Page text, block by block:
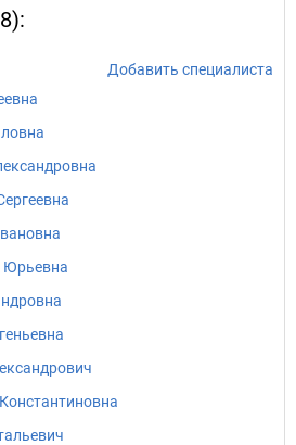
Добавить специалиста
Юрьевна